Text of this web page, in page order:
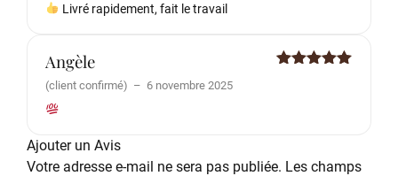
Livré rapidement, fait le travail
Angèle
(client confirmé) – 6 novembre 2025
Ajouter un Avis
Votre adresse e-mail ne sera pas publiée. Les champs